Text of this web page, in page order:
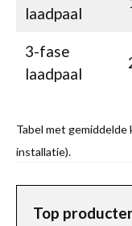
laadpaal
3-fase
laadpaal
Tabel met gemiddelde
installatie).
Top